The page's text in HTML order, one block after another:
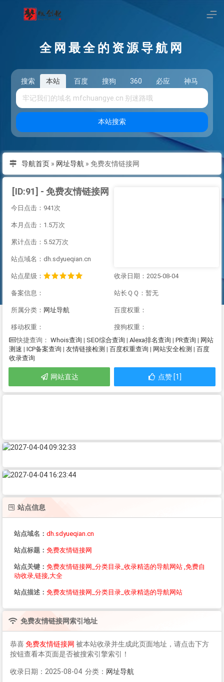
全网最全的资源导航网
搜索 本站 百度 搜狗 360 必应 神马
本站搜索
导航首页» 网址导航 » 免费友情链接网
[ID:91] - 免费友情链接网
今日点击：941次
本月点击：1.5万次
累计点击：5.52万次
站点域名：dh.sdyueqian.cn
站点星级： 收录日期：2025-08-04
备案信息： 站长ＱＱ：暂无
所属分类： 网址导航 百度权重：
移动权重： 搜狗权重：
快捷查询： Whois查询 | SEO综合查询 | Alexa排名查询 | PR查询 | 网站
测速 | ICP备案查询 | 友情链接检测 | 百度权重查询 | 网站安全检测 | 百度
收录查询
网站直达 点赞 [1]
站点信息
站点域名： dh.sdyueqian.cn
站点标题： 免费友情链接网
站点关键： 免费友情链接网_分类目录_收录精选的导航网站 ,免费自
动收录,链接,大全
站点描述： 免费友情链接网_分类目录_收录精选的导航网站
免费友情链接网索引地址
恭喜免费友情链接网 被本站收录并生成此页面地址，请点击下方
按钮查看本页面是否被搜索引擎索引！
收录日期：2025-08-04 分类： 网址导航